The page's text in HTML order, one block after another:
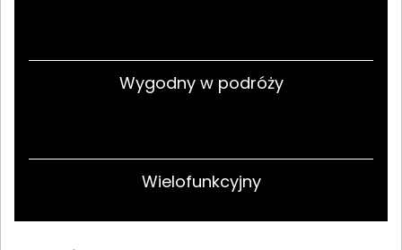
Wygodny w podróży
Wielofunkcyjny